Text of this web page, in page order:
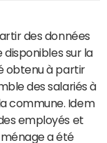
des données
disponibles sur la
obtenu à partir
des salariés à
commune. Idem
employés et
a été